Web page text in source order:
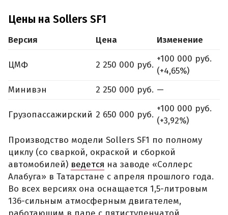
Цены на Sollers SF1
Версия Цена Изменение
ЦМФ 2 250 000 руб.
+100 000 руб.
(+4,65%)
Минивэн
2 250 000 руб. —
Грузопассажирский 2 650 000 руб.
+100 000 руб.
(+3,92%)
Производство модели Sollers SF1 по полному
циклу (со сваркой, окраской и сборкой
автомобилей) ведется на заводе «Соллерс
Алабуга» в Татарстане с апреля прошлого года.
Во всех версиях она оснащается 1,5-литровым
136-сильным атмосферным двигателем,